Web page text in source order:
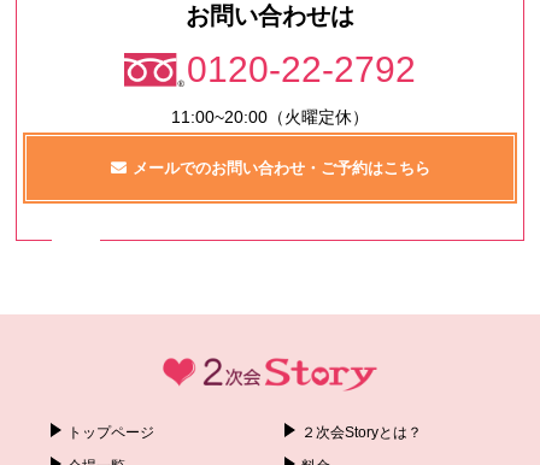
お問い合わせは
0120-22-2792
11:00~20:00（火曜定休）
メールでのお問い合わせ・ご予約はこちら
トップページ ２次会Storyとは？